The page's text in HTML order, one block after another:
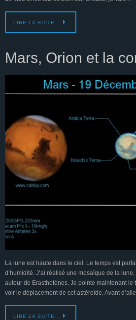
LIRE LA SUITE…
Mars, Orion et la
La lune est haute dans le ciel. Le temps est
d’humidité. J’ai réalisé une mosaïque de la
autour de Erasthotènes. Je pointe maintenant le
voir le déplacement de cet astéroïde. Avant
LIRE LA SUITE…